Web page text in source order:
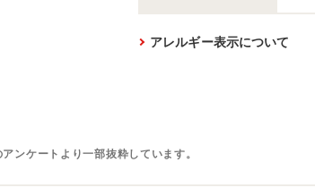
アレルギー表示について
ンケートより一部抜粋しています。